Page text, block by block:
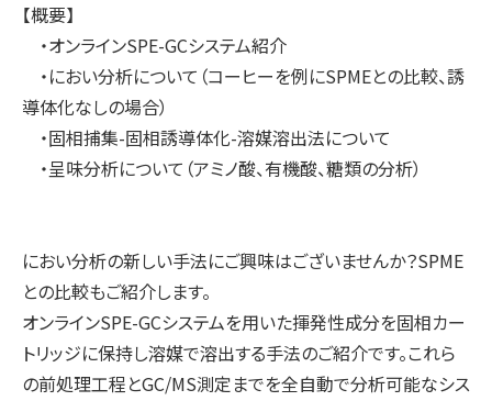
【概要】
・オンラインSPE-GCシステム紹介
・におい分析について（コーヒーを例にSPMEとの比較、誘
導体化なしの場合）
・固相捕集-固相誘導体化-溶媒溶出法について
・呈味分析について（アミノ酸、有機酸、糖類の分析）
におい分析の新しい手法にご興味はございませんか？SPME
との比較もご紹介します。
オンラインSPE-GCシステムを用いた揮発性成分を固相カー
トリッジに保持し溶媒で溶出する手法のご紹介です。これら
の前処理工程とGC/MS測定までを全自動で分析可能なシス